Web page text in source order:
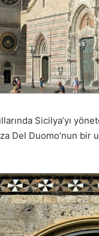
Sicilya’yı
Del Duomo’nun